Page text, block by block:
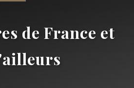
de France et